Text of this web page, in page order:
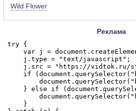
Wild Flower
Реклама